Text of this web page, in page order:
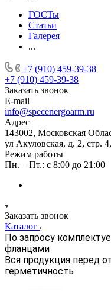
ГОСТы
Статьи
Галерея
...
+7 (910) 459-39-38
+7 (910) 459-39-38
Заказать звонок
E-mail
info@specenergoarm.ru
Адрес
143002, Московская
ул Акуловская, д. 2, стр.
Режим работы
Пн. – Пт.: с 8:00 до 21:00
Заказать звонок
Каталог
По запросу
фланцами
Вся продукция перед
герметичность